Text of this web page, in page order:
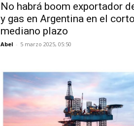
No habrá boom exportador
y gas en Argentina en el
mediano plazo
Abel - 5 marzo 2025, 05:50